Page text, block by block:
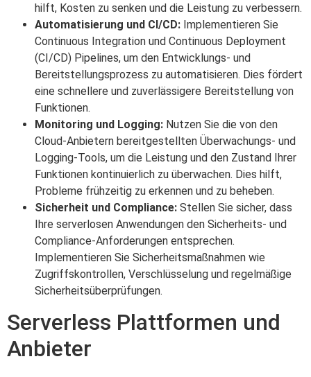
hilft, Kosten zu senken und die Leistung zu verbessern.
Automatisierung und CI/CD: Implementieren Sie
Continuous Integration und Continuous Deployment
(CI/CD) Pipelines, um den Entwicklungs- und
Bereitstellungsprozess zu automatisieren. Dies fördert
eine schnellere und zuverlässigere Bereitstellung von
Funktionen.
Monitoring und Logging: Nutzen Sie die von den
Cloud-Anbietern bereitgestellten Überwachungs- und
Logging-Tools, um die Leistung und den Zustand Ihrer
Funktionen kontinuierlich zu überwachen. Dies hilft,
Probleme frühzeitig zu erkennen und zu beheben.
Sicherheit und Compliance: Stellen Sie sicher, dass
Ihre serverlosen Anwendungen den Sicherheits- und
Compliance-Anforderungen entsprechen.
Implementieren Sie Sicherheitsmaßnahmen wie
Zugriffskontrollen, Verschlüsselung und regelmäßige
Sicherheitsüberprüfungen.
Serverless Plattformen und
Anbieter